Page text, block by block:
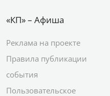
«КП» – Афиша
Реклама на проекте
Правила публикации
события
Пользовательское